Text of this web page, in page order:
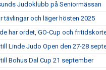
Judoklubb på Seniormässan
tävlingar och läger hösten 2025
har ordet, GO-Cup och
Linde Judo Open den 27-28
Bohus Dal Cup 21 september